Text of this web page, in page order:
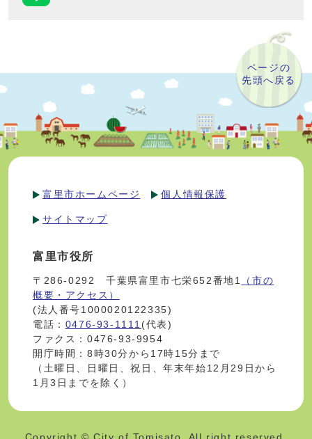
ページの
先頭へ戻る
富里市ホームページ 個人情報保護
サイトマップ
富里市役所
〒286-0292 千葉県富里市七栄652番地1
（市の
概要・アクセス）
(法人番号1000020122335)
電話： 0476-93-1111 (代表)
ファクス：0476-93-9954
開庁時間：8時30分から17時15分まで
（土曜日、日曜日、祝日、年末年始12月29日から
1月3日までを除く）